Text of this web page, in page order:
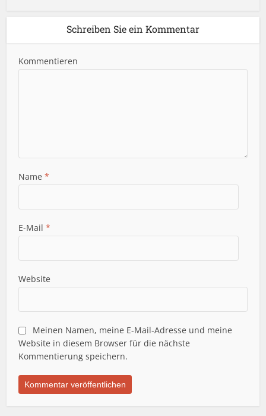
Schreiben Sie ein Kommentar
Kommentieren
Name*
E-Mail*
Website
Meinen Namen, meine E-Mail-Adresse und meine
Website in diesem Browser für die nächste
Kommentierung speichern.